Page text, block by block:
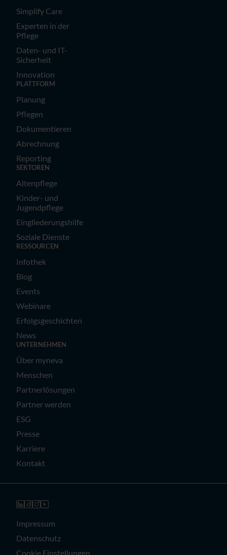
Simplify Care
Experten in der
Pflege
Daten- und IT-
Sicherheit
Innovation
PLATTFORM
Planung
Pflegen
Dokumentieren
Abrechnung
Reporting
SEKTOREN
Altenpflege
Kinder- und
Jugendpflege
Eingliederungshilfe
Soziale Dienste
RESSOURCEN
Infothek
Blog
Events
Webinare
Erfolgsgeschichten
News
UNTERNEHMEN
Über myneva
Menschen
Partnerlösungen
Partner werden
ESG
Presse
Karriere
Kontakt
Impressum
Datenschutz
Cookie Einstellungen